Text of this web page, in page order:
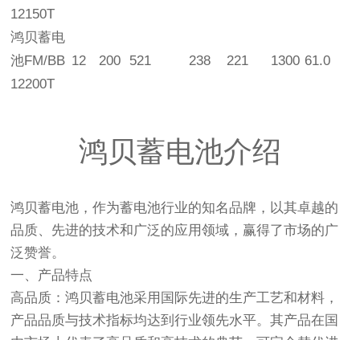
12150T
鸿贝蓄电
池FM/BB
12200T
12 200 521 238 221 1300 61.0
鸿贝蓄电池介绍
鸿贝蓄电池 ，作为蓄电池行业的知名品牌，以其卓越的
品质、先进的技术和广泛的应用领域，赢得了市场的广
泛赞誉。
一、产品特点
高品质 ：鸿贝蓄电池采用国际先进的生产工艺和材料，
产品品质与技术指标均达到行业领先水平。其产品在国